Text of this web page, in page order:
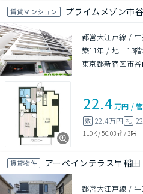
賃貸マンション
都営大江戸線 /
築11年 /地上13
東京都新宿区市
22.4万円 /
敷 22.4万円 礼
1LDK/50.03㎡ /3階
賃貸物件 アーベインテラス早稲田
都営大江戸線 /